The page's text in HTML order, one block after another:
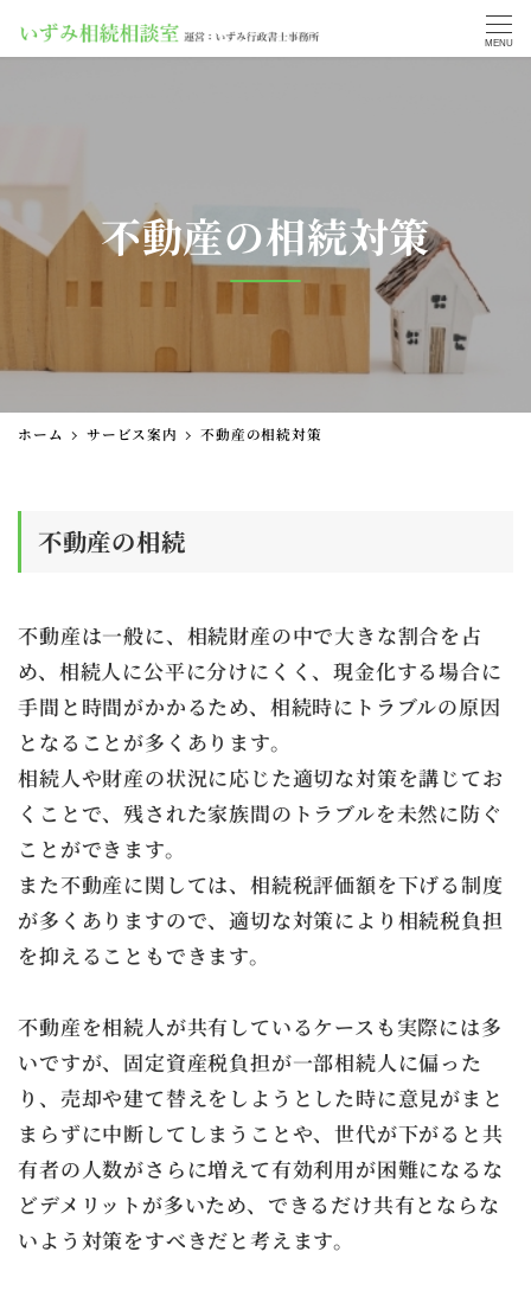
MENU
不動産の相続対策
ホーム サービス案内 不動産の相続対策
不動産の相続
不動産は一般に、相続財産の中で大きな割合を占
め、相続人に公平に分けにくく、現金化する場合に
手間と時間がかかるため、相続時にトラブルの原因
となることが多くあります。
相続人や財産の状況に応じた適切な対策を講じてお
くことで、残された家族間のトラブルを未然に防ぐ
ことができます。
また不動産に関しては、相続税評価額を下げる制度
が多くありますので、適切な対策により相続税負担
を抑えることもできます。
不動産を相続人が共有しているケースも実際には多
いですが、固定資産税負担が一部相続人に偏った
り、売却や建て替えをしようとした時に意見がまと
まらずに中断してしまうことや、世代が下がると共
有者の人数がさらに増えて有効利用が困難になるな
どデメリットが多いため、できるだけ共有とならな
いよう対策をすべきだと考えます。